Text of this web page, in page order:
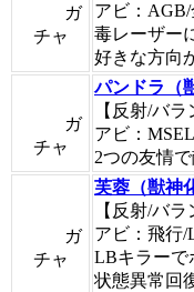
ガ
チャ
アビ：
毒レーザー
好きな方向
ガ
チャ
パンドラ（
【反射/バラ
アビ：
2つの友情
ガ
チャ
芙蓉（獣神
【反射/バラ
アビ：飛行/
LBキラーで
状態異常回